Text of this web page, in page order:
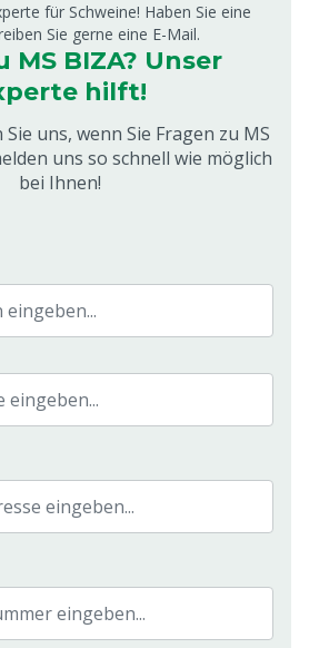
für Schweine! Haben Sie eine
Sie gerne eine E-Mail.
MS BIZA? Unser
hilft!
uns, wenn Sie Fragen zu MS
uns so schnell wie möglich
bei Ihnen!